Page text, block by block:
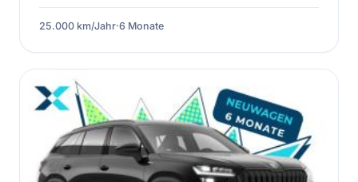
25.000 km/Jahr·6 Monate